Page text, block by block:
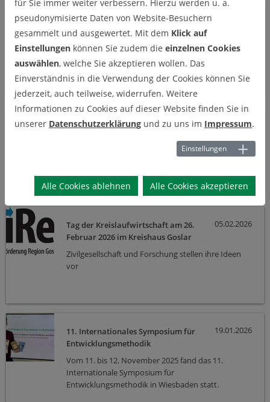
„Forschung am Zahn der Zeit erleben“
– Schüler:innen-Tag am DIGIT
In vier spannenden Workshops der TU Clausthal
hat der zwölfte Jahrgang des Ratsgymnasiums
hochaktuelle Forschung erlebt.
09.03.2026
Und jährlich grüßt die
Am Donnerstag, den 26.02.2026, fand ab 9 Uhr der
Landkreises Goslar statt.
05.02.2026
Tag der Kreislaufwirtschaft am 26.
Februar 2026 im Kreishaus Goslar
Zivilgesellschaft und Forschung stellen ihre Ideen
vor
19.01.2026
11. Internationales Symposium für
Entwicklungsmethodik
Vom 11. bis 12. November 2025 fand das 11.
Internationale Symposium für
Entwicklungsmethodik in Wiesbaden statt.
für Sie immer weiter verbessern. Hierzu werden u. a.
pseudonymisierte Daten von Website-Besuchern
gesammelt und ausgewertet. Mit dem Klick auf
Einstellungen können Sie zudem die einzelnen Cookies
auswählen, welche Sie akzeptieren wollen. Das
Einverständnis in die Verwendung der Cookies können Sie
jederzeit, auch teilweise, widerrufen. Weitere
Informationen zu Cookies auf dieser Website finden Sie in
unserer Datenschutzerklärung und zu uns im Impressum.
Einstellungen
Alle Cookies ablehnen Alle Cookies akzeptieren